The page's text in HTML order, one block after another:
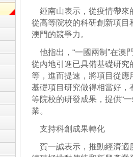
鍾南山表示，從疫情帶來
從高等院校的科研創新項
澳門的競爭力。
他指出，“一國兩制”在澳
從內地引進已具備基礎研
等，進而提速，將項目從
基礎項目研究做得相當好
等院校的研發成果，提供“
業。
支持科創成果轉化
賀一誠表示，推動經濟適